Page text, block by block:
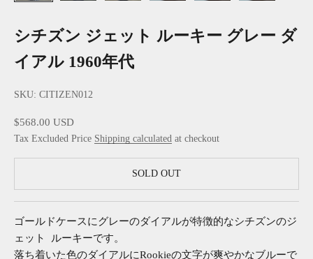
シチズン ジェット ルーキー グレー ダ
イアル 1960年代
SKU: CITIZEN012
Sale price
$568.00 USD
Tax Excluded Price Shipping calculated at checkout
SOLD OUT
ゴールドケースにグレーのダイアルが特徴的なシチズンのジ
ェット ルーキーです。
落ち着いた色のダイアルにRookieの文字が爽やかなブルーで